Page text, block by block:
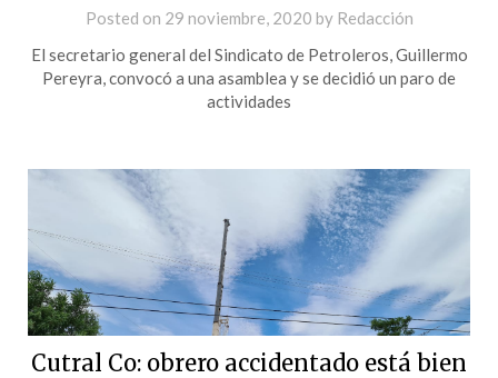
Posted on 29 noviembre, 2020 by Redacción
El secretario general del Sindicato de Petroleros, Guillermo
Pereyra, convocó a una asamblea y se decidió un paro de
actividades
Cutral Co: obrero accidentado está bien